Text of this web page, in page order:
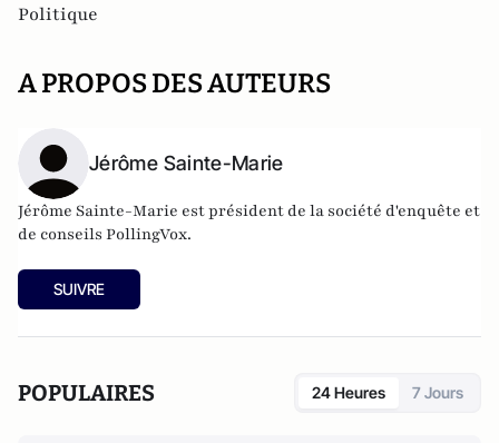
Politique
A PROPOS DES AUTEURS
Jérôme Sainte-Marie
Jérôme Sainte-Marie est président de la société d'enquête et
de conseils PollingVox.
SUIVRE
POPULAIRES 24 Heures 7 Jours